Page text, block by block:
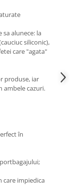
alunece: la
siliconic),
care "agata"
produse, iar
ambele cazuri.
în
care impiedica